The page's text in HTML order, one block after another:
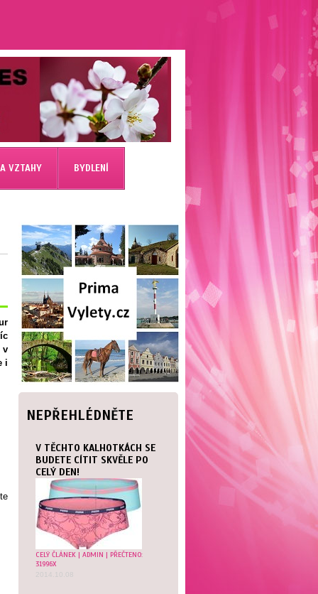
VZTAHY BYDLENÍ
NEPŘEHLÉDNĚTE
V TĚCHTO KALHOTKÁCH SE
BUDETE CÍTIT SKVĚLE PO
CELÝ DEN!
CELÝ ČLÁNEK | ADMIN | PŘEČTENO:
31996X
2014.10.08
v
i